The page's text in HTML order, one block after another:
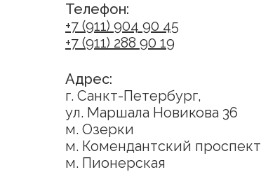
Телефон:
+7 (911) 904 90 45
+7 (911) 288 90 19
Адрес:
г. Санкт-Петербург,
ул. Маршала Новикова 36
м. Озерки
м. Комендантский проспект
м. Пионерская